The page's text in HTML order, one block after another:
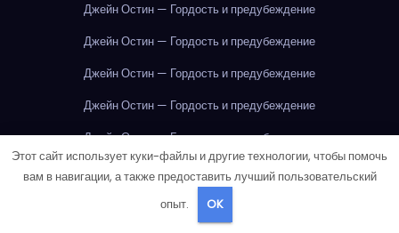
Джейн Остин — Гордость и предубеждение
Джейн Остин — Гордость и предубеждение
Джейн Остин — Гордость и предубеждение
Джейн Остин — Гордость и предубеждение
Джейн Остин — Гордость и предубеждение
Джейн Остин — Гордость и предубеждение
Джейн Остин — Гордость и предубеждение
Этот сайт использует куки-файлы и другие технологии, чтобы помочь
вам в навигации, а также предоставить лучший пользовательский
опыт.
OK